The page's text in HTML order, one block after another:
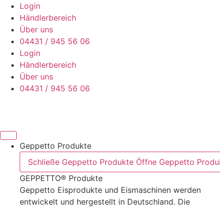
Zum
Inhalt
wechseln
Login
Händlerbereich
Über uns
04431 / 945 56 06
Login
Händlerbereich
Über uns
04431 / 945 56 06
Geppetto Produkte
Schließe Geppetto Produkte Öffne Geppetto
GEPPETTO® Produkte
Geppetto Eisprodukte und Eismaschinen werden
entwickelt und hergestellt in Deutschland. Die